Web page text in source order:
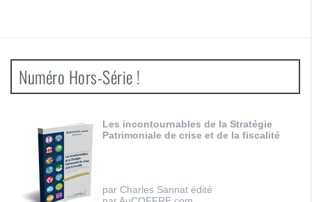
Numéro Hors-Série !
Les incontournables de la Stratégie
Patrimoniale de crise et de la fiscalité
par Charles Sannat édité